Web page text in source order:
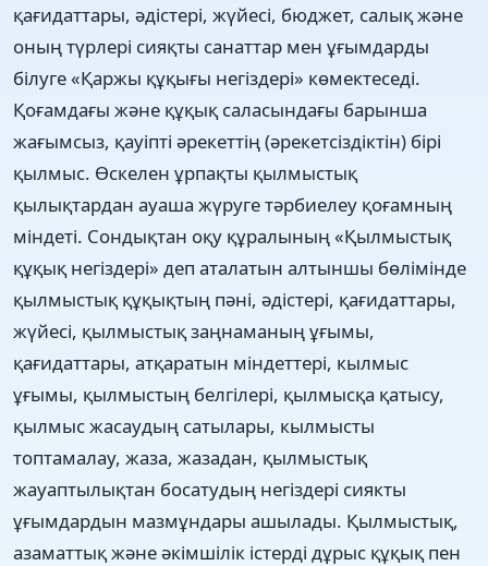
қағидаттары, әдістері, жүйесі, бюджет, салық және
оның түрлері сияқты санаттар мен ұғымдарды
білуге «Қаржы құқығы негіздері» көмектеседі.
Қоғамдағы және құқық саласындағы барынша
жағымсыз, қауіпті әрекеттің (әрекетсіздіктін) бірі
қылмыс. Өскелен ұрпақты қылмыстық
қылықтардан ауаша жүруге тәрбиелеу қоғамның
міндеті. Сондықтан оқу құралының «Қылмыстық
құқық негіздері» деп аталатын алтыншы бөлімінде
қылмыстық құқықтың пәні, әдістері, қағидаттары,
жүйесі, қылмыстық заңнаманың ұғымы,
қағидаттары, атқаратын міндеттері, кылмыс
ұғымы, қылмыстың белгілері, қылмысқа қатысу,
қылмыс жасаудың сатылары, кылмысты
топтамалау, жаза, жазадан, қылмыстық
жауаптылықтан босатудың негіздері сиякты
ұғымдардын мазмұндары ашылады. Қылмыстық,
азаматтық және әкімшілік істерді дұрыс құқық пен